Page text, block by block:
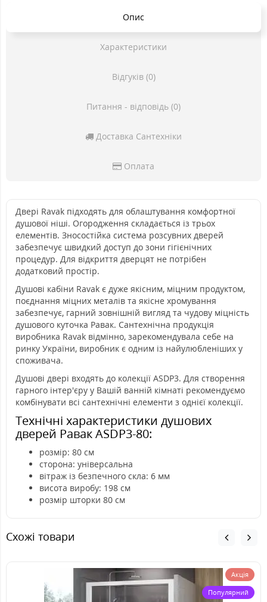
Опис
Характеристики
Відгуків (0)
Питання - відповідь (0)
Доставка Сантехніки
Оплата
Двері Ravak підходять для облаштування комфортної
душової ніші. Огородження складається із трьох
елементів. Зносостійка система розсувних дверей
забезпечує швидкий доступ до зони гігієнічних
процедур. Для відкриття дверцят не потрібен
додатковий простір.
Душові кабіни Ravak є дуже якісним, міцним продуктом,
поєднання міцних металів та якісне хромування
забезпечує, гарний зовнішній вигляд та чудову міцність
душового куточка Равак. Сантехнічна продукція
виробника Ravak відмінно, зарекомендувала себе на
ринку України, виробник є одним із найулюбленіших у
споживача.
Душові двері входять до колекції ASDP3. Для створення
гарного інтер'єру у Вашій ванній кімнаті рекомендуємо
комбінувати всі сантехнічні елементи з однієї колекції.
Технічні характеристики душових
дверей Равак ASDP3-80:
розмір: 80 см
сторона: універсальна
вітраж із безпечного скла: 6 мм
висота виробу: 198 см
розмір шторки 80 см
Схожі товари
Акція
Популярний